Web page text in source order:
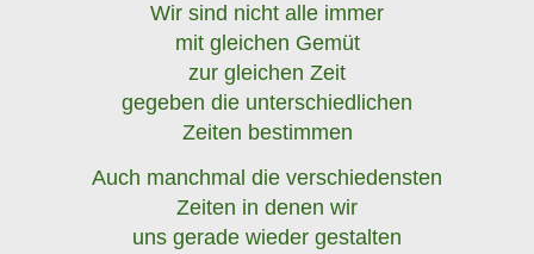
Wir sind nicht alle immer
mit gleichen Gemüt
zur gleichen Zeit
gegeben die unterschiedlichen
Zeiten bestimmen
Auch manchmal die verschiedensten
Zeiten in denen wir
uns gerade wieder gestalten